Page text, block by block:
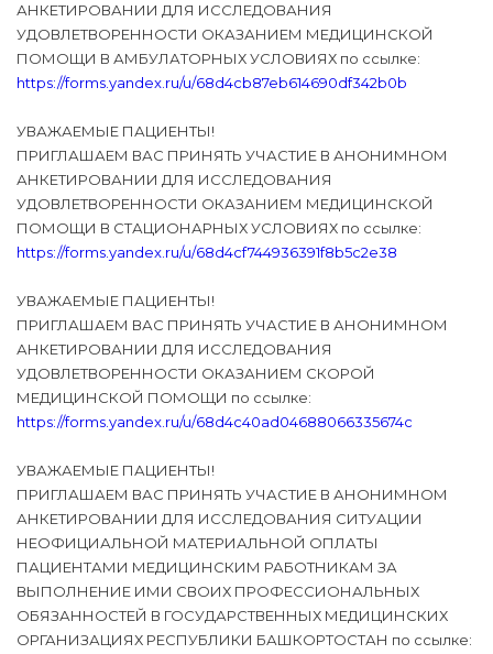
АНКЕТИРОВАНИИ ДЛЯ ИССЛЕДОВАНИЯ
УДОВЛЕТВОРЕННОСТИ ОКАЗАНИЕМ МЕДИЦИНСКОЙ
ПОМОЩИ В АМБУЛАТОРНЫХ УСЛОВИЯХ по ссылке:
https://forms.yandex.ru/u/68d4cb87eb614690df342b0b
УВАЖАЕМЫЕ ПАЦИЕНТЫ!
ПРИГЛАШАЕМ ВАС ПРИНЯТЬ УЧАСТИЕ В АНОНИМНОМ
АНКЕТИРОВАНИИ ДЛЯ ИССЛЕДОВАНИЯ
УДОВЛЕТВОРЕННОСТИ ОКАЗАНИЕМ МЕДИЦИНСКОЙ
ПОМОЩИ В СТАЦИОНАРНЫХ УСЛОВИЯХ по ссылке:
https://forms.yandex.ru/u/68d4cf744936391f8b5c2e38
УВАЖАЕМЫЕ ПАЦИЕНТЫ!
ПРИГЛАШАЕМ ВАС ПРИНЯТЬ УЧАСТИЕ В АНОНИМНОМ
АНКЕТИРОВАНИИ ДЛЯ ИССЛЕДОВАНИЯ
УДОВЛЕТВОРЕННОСТИ ОКАЗАНИЕМ СКОРОЙ
МЕДИЦИНСКОЙ ПОМОЩИ по ссылке:
https://forms.yandex.ru/u/68d4c40ad04688066335674c
УВАЖАЕМЫЕ ПАЦИЕНТЫ!
ПРИГЛАШАЕМ ВАС ПРИНЯТЬ УЧАСТИЕ В АНОНИМНОМ
АНКЕТИРОВАНИИ ДЛЯ ИССЛЕДОВАНИЯ СИТУАЦИИ
НЕОФИЦИАЛЬНОЙ МАТЕРИАЛЬНОЙ ОПЛАТЫ
ПАЦИЕНТАМИ МЕДИЦИНСКИМ РАБОТНИКАМ ЗА
ВЫПОЛНЕНИЕ ИМИ СВОИХ ПРОФЕССИОНАЛЬНЫХ
ОБЯЗАННОСТЕЙ В ГОСУДАРСТВЕННЫХ МЕДИЦИНСКИХ
ОРГАНИЗАЦИЯХ РЕСПУБЛИКИ БАШКОРТОСТАН по ссылке: